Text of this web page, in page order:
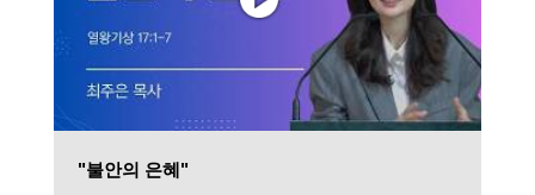
"불안의 은혜"